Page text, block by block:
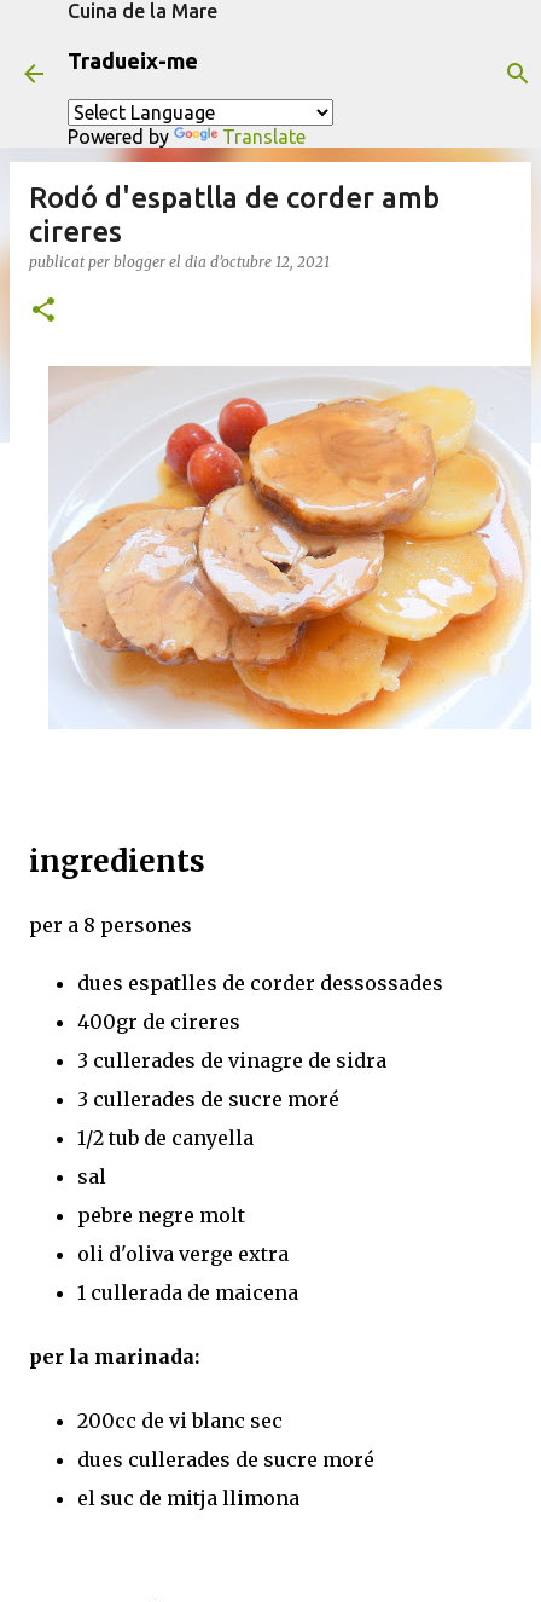
Cuina de la Mare
Tradueix-me
Powered by Translate
Rodó d'espatlla de corder amb
cireres
publicat per blogger el dia d’octubre 12, 2021
ingredients
per a 8 persones
dues espatlles de corder dessossades
400gr de cireres
3 cullerades de vinagre de sidra
3 cullerades de sucre moré
1/2 tub de canyella
sal
pebre negre molt
oli d'oliva verge extra
1 cullerada de maicena
per la marinada:
200cc de vi blanc sec
dues cullerades de sucre moré
el suc de mitja llimona